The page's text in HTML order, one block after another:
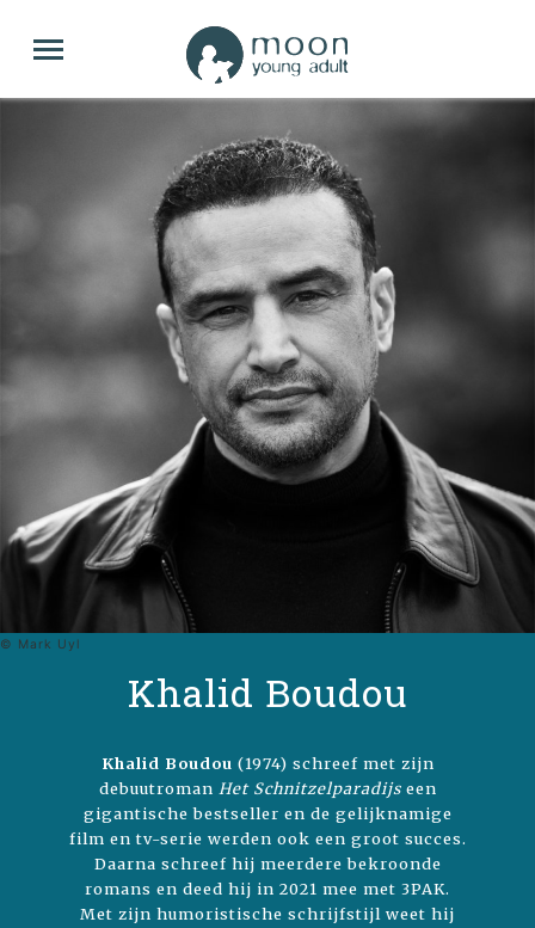
© Mark Uyl
Khalid Boudou
Khalid Boudou (1974) schreef met zijn
debuutroman Het Schnitzelparadijseen
gigantische bestseller en de gelijknamige
film en tv-serie werden ook een groot succes.
Daarna schreef hij meerdere bekroonde
romans en deed hij in 2021 mee met 3PAK.
Met zijn humoristische schrijfstijl weet hij